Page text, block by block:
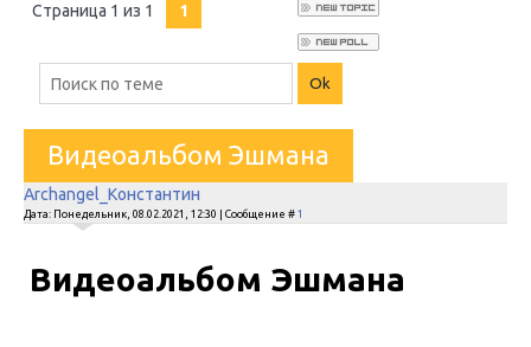
Страница 1 из 1 1
Видеоальбом Эшмана
Archangel_Константин
Дата: Понедельник, 08.02.2021, 12:30 | Сообщение # 1
Видеоальбом Эшмана